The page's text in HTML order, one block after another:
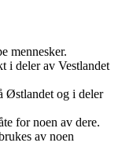
mennesker.
i deler av Vestlandet
Østlandet og i deler
for noen av dere.
av noen